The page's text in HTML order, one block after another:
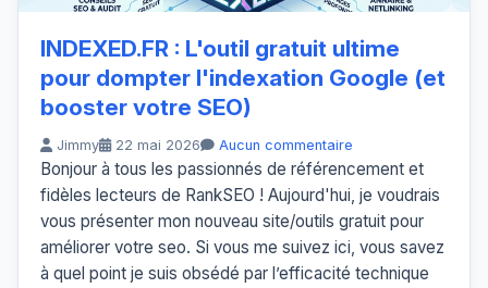
INDEXED.FR : L'outil gratuit ultime
pour dompter l'indexation Google (et
booster votre SEO)
Jimmy 22 mai 2026 Aucun commentaire
Bonjour à tous les passionnés de référencement et
fidèles lecteurs de RankSEO ! Aujourd'hui, je voudrais
vous présenter mon nouveau site/outils gratuit pour
améliorer votre seo. Si vous me suivez ici, vous savez
à quel point je suis obsédé par l’efficacité technique